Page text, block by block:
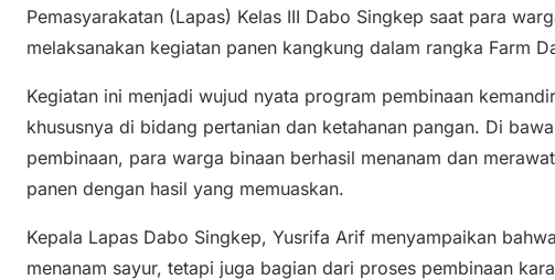
Pemasyarakatan (Lapas) Kelas III Dabo Singkep saat para
melaksanakan kegiatan panen kangkung dalam rangka Farm
Kegiatan ini menjadi wujud nyata program pembinaan
khususnya di bidang pertanian dan ketahanan pangan. Di
pembinaan, para warga binaan berhasil menanam dan
panen dengan hasil yang memuaskan.
Kepala Lapas Dabo Singkep, Yusrifa Arif menyampaikan
menanam sayur, tetapi juga bagian dari proses pembinaan